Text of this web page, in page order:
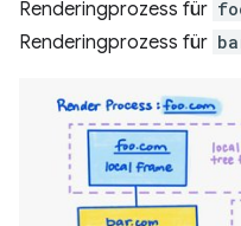
Renderingprozess für
Renderingprozess für